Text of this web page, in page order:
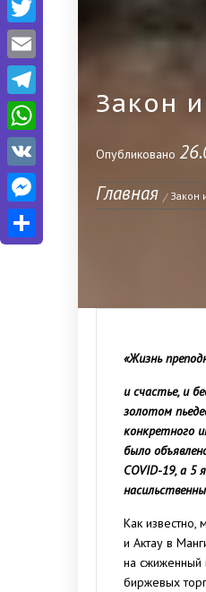
Закон
Опубликовано
Главная
Закон
«Жизнь
и счастье, и
золотом
конкретного
было
COVID-19, а 5
Как известно,
и Актау в
на сжиженный
биржевых
Twitter
Email
Telegram
WhatsApp
VK
Messenger
Отправить